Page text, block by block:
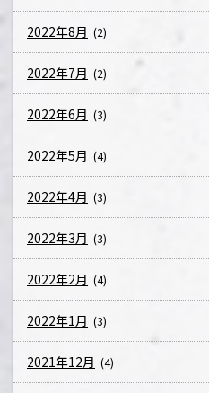
2022年8月 (2)
2022年7月 (2)
2022年6月 (3)
2022年5月 (4)
2022年4月 (3)
2022年3月 (3)
2022年2月 (4)
2022年1月 (3)
2021年12月 (4)